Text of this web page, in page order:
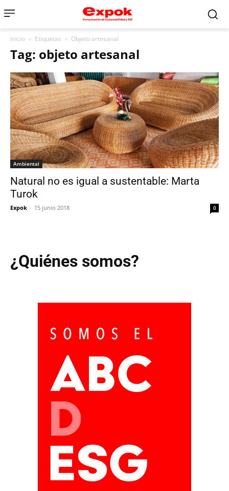
Inicio Etiquetas Objeto artesanal
Tag: objeto artesanal
Ambiental
Natural no es igual a sustentable: Marta
Turok
Expok - 15 junio 2018 0
¿Quiénes somos?